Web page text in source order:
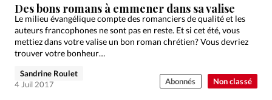
Non classé
Des bons romans à emmener dans sa valise
Le milieu évangélique compte des romanciers de qualité et les
auteurs francophones ne sont pas en reste. Et si cet été, vous
mettiez dans votre valise un bon roman chrétien? Vous devriez
trouver votre bonheur…
Sandrine Roulet
4 Juil 2017
Abonnés